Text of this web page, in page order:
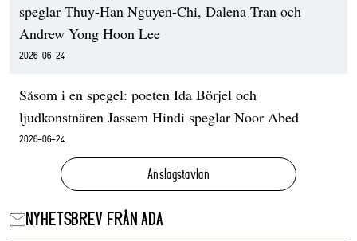
speglar Thuy-Han Nguyen-Chi, Dalena Tran och
Andrew Yong Hoon Lee
2026-06-24
Såsom i en spegel: poeten Ida Börjel och
ljudkonstnären Jassem Hindi speglar Noor Abed
2026-06-24
Anslagstavlan
NYHETSBREV FRÅN ADA